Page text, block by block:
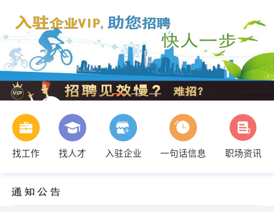
找工作 找人才 入驻企业 一句话信息 职场资讯